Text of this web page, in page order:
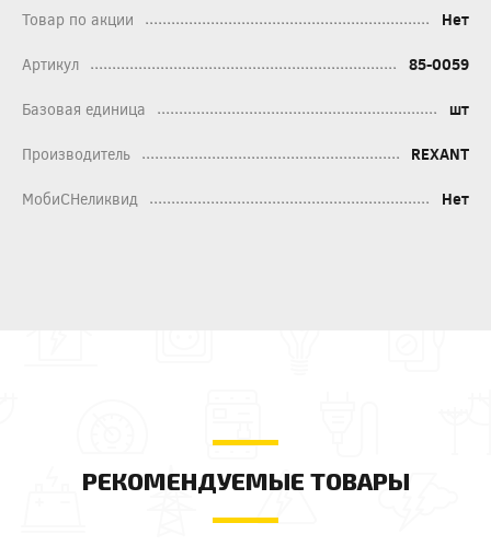
Товар по акции Нет
Артикул 85-0059
Базовая единица шт
Производитель REXANT
МобиСНеликвид Нет
РЕКОМЕНДУЕМЫЕ ТОВАРЫ